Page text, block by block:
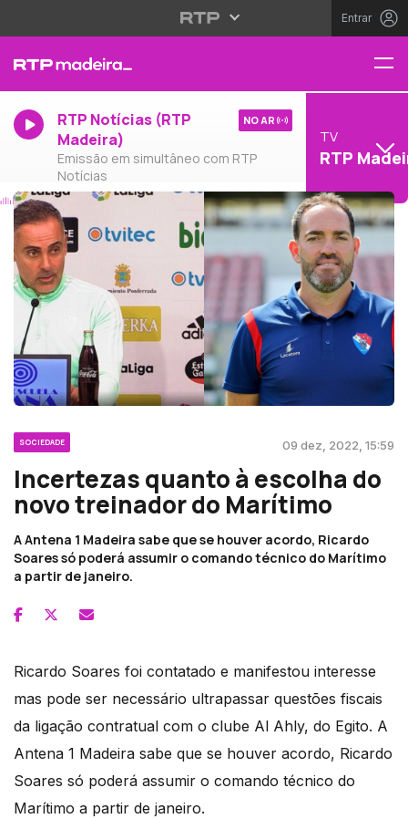
Entrar
RTP Notícias (RTP
Madeira)
Emissão em simultâneo com RTP
Notícias
NO AR
TV
RTP
SOCIEDADE 09 dez, 2022, 15:59
Incertezas quanto à escolha do
novo treinador do Marítimo
A Antena 1 Madeira sabe que se houver acordo, Ricardo
Soares só poderá assumir o comando técnico do Marítimo
a partir de janeiro.
Ricardo Soares foi contatado e manifestou interesse
mas pode ser necessário ultrapassar questões fiscais
da ligação contratual com o clube Al Ahly, do Egito. A
Antena 1 Madeira sabe que se houver acordo, Ricardo
Soares só poderá assumir o comando técnico do
Marítimo a partir de janeiro.